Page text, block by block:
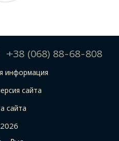
+38 (068) 88-68-808
информация
сайта
сайта